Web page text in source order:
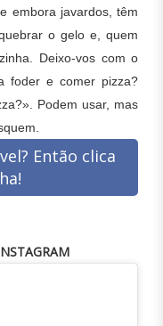
embora javardos, têm
o gelo e, quem
Deixo-vos com o
foder e comer pizza?
Podem usar, mas
Então clica